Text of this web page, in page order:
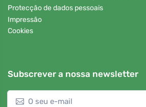
Protecção de dados pessoais
Impressão
Cookies
Subscrever a nossa newsletter